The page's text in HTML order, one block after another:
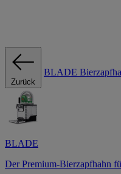
Zurück
BLADE
BLADE
Der Premium-Bierzapfhahn